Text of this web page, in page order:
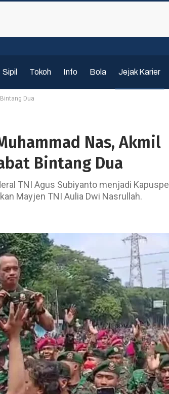
Sipil Tokoh Info Bola Jejak Karier
Dua
Nas, Akmil
Bintang Dua
TNI Agus Subiyanto menjadi
Mayjen TNI Aulia Dwi Nasrullah.